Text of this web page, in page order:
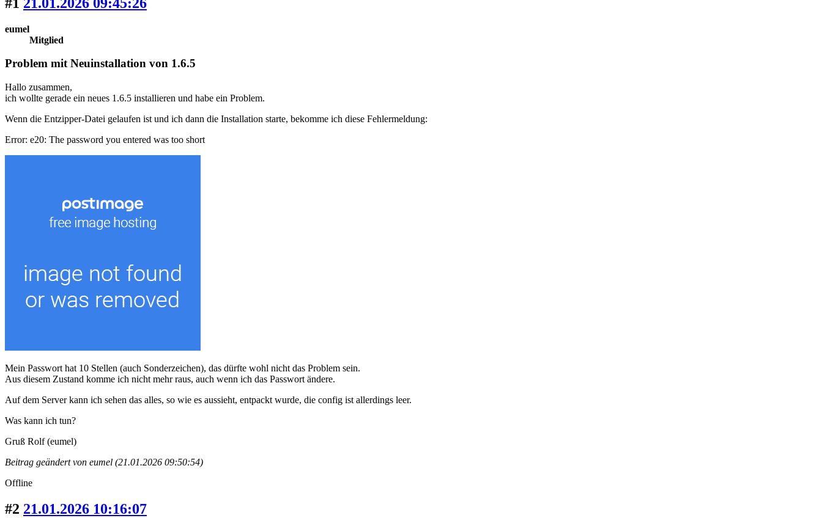
eumel
Mitglied
Problem mit Neuinstallation von 1.6.5
Hallo zusammen,
ich wollte gerade ein neues 1.6.5 installieren und habe ein Problem.
Wenn die Entzipper-Datei gelaufen ist und ich dann die Installation starte, bekomme ich diese Fehlermeldung:
Error: e20: The password you entered was too short
Mein Passwort hat 10 Stellen (auch Sonderzeichen), das dürfte wohl nicht das Problem sein.
Aus diesem Zustand komme ich nicht mehr raus, auch wenn ich das Passwort ändere.
Auf dem Server kann ich sehen das alles, so wie es aussieht, entpackt wurde, die config ist allerdings leer.
Was kann ich tun?
Gruß Rolf (eumel)
Beitrag geändert von eumel (21.01.2026 09:50:54)
Offline
#2 21.01.2026 10:16:07